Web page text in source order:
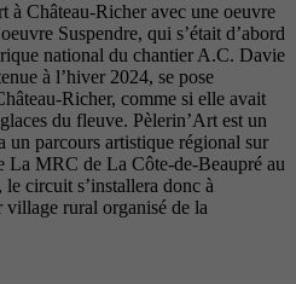
à Château-Richer avec une oeuvre
Suspendre, qui s’était d’abord
national du chantier A.C. Davie
à l’hiver 2024, se pose
Richer, comme si elle avait
du fleuve. Pèlerin’Art est un
un parcours artistique régional sur
La MRC de La Côte-de-Beaupré au
circuit s’installera donc à
village rural organisé de la